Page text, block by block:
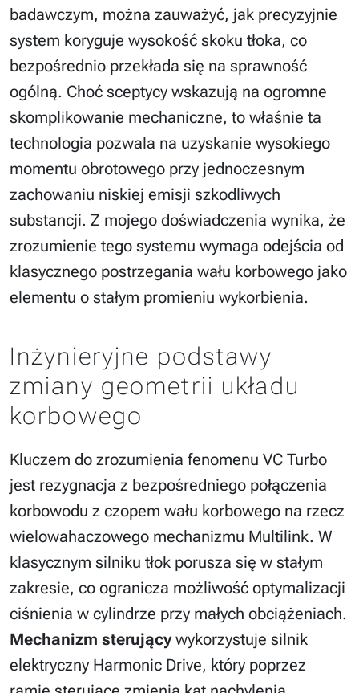
badawczym, można zauważyć, jak precyzyjnie
system koryguje wysokość skoku tłoka, co
bezpośrednio przekłada się na sprawność
ogólną. Choć sceptycy wskazują na ogromne
skomplikowanie mechaniczne, to właśnie ta
technologia pozwala na uzyskanie wysokiego
momentu obrotowego przy jednoczesnym
zachowaniu niskiej emisji szkodliwych
substancji. Z mojego doświadczenia wynika, że
zrozumienie tego systemu wymaga odejścia od
klasycznego postrzegania wału korbowego jako
elementu o stałym promieniu wykorbienia.
Inżynieryjne podstawy
zmiany geometrii układu
korbowego
Kluczem do zrozumienia fenomenu VC Turbo
jest rezygnacja z bezpośredniego połączenia
korbowodu z czopem wału korbowego na rzecz
wielowahaczowego mechanizmu Multilink. W
klasycznym silniku tłok porusza się w stałym
zakresie, co ogranicza możliwość optymalizacji
ciśnienia w cylindrze przy małych obciążeniach.
Mechanizm sterujący wykorzystuje silnik
elektryczny Harmonic Drive, który poprzez